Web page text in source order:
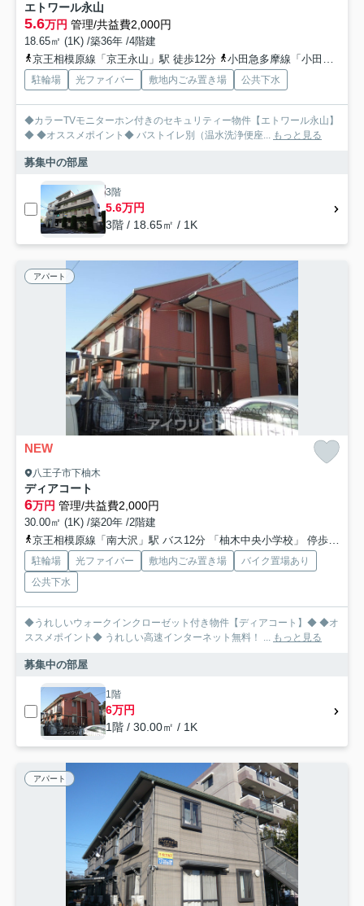
エトワール永山
5.6万円 管理/共益費2,000円
18.65㎡ (1K) /築36年 /4階建
京王相模原線「京王永山」駅 徒歩12分
小田急多摩線「小田急永山」駅 徒歩12分
駐輪場 光ファイバー 敷地内ごみ置き場 公共下水
◆カラーTVモニターホン付きのセキュリティー物件【エトワール永山】
◆ ◆オススメポイント◆ バストイレ別（温水洗浄便座... もっと見る
募集中の部屋
3階
5.6万円
3階 / 18.65㎡ / 1K
アパート
NEW
八王子市下柚木
ディアコート
6万円 管理/共益費2,000円
30.00㎡ (1K) /築20年 /2階建
京王相模原線「南大沢」駅 バス12分 「柚木中央小学校」 停歩2分
駐輪場 光ファイバー 敷地内ごみ置き場
バイク置場あり
公共下水
◆うれしいウォークインクローゼット付き物件【ディアコート】◆ ◆オ
ススメポイント◆ うれしい高速インターネット無料！ ... もっと見る
募集中の部屋
1階
6万円
1階 / 30.00㎡ / 1K
アパート